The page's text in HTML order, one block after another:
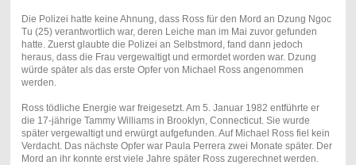
Die Polizei hatte keine Ahnung, dass Ross für den Mord an Dzung Ngoc
Tu (25) verantwortlich war, deren Leiche man im Mai zuvor gefunden
hatte. Zuerst glaubte die Polizei an Selbstmord, fand dann jedoch
heraus, dass die Frau vergewaltigt und ermordet worden war. Dzung
würde später als das erste Opfer von Michael Ross angenommen
werden.
Ross tödliche Energie war freigesetzt. Am 5. Januar 1982 entführte er
die 17-jährige Tammy Williams in Brooklyn, Connecticut. Sie wurde
später vergewaltigt und erwürgt aufgefunden. Auf Michael Ross fiel kein
Verdacht. Das nächste Opfer war Paula Perrera zwei Monate später. Der
Mord an ihr konnte erst viele Jahre später Ross zugerechnet werden.